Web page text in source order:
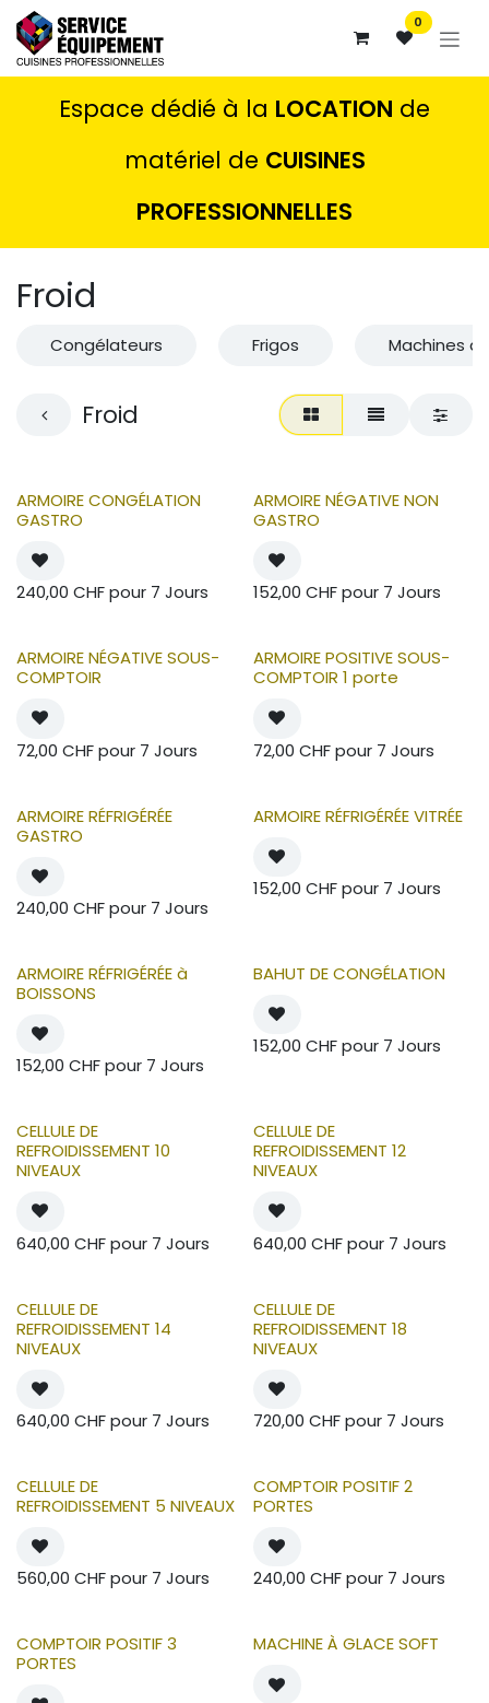
Se rendre au contenu 0
Espace dédié à la LOCATION de
matériel de CUISINES
PROFESSIONNELLES
Froid
Congélateurs Frigos Machines à
Froid
ARMOIRE CONGÉLATION
GASTRO
240,00 CHFpour 7 Jours
ARMOIRE NÉGATIVE NON
GASTRO
152,00 CHFpour 7 Jours
ARMOIRE NÉGATIVE SOUS-
COMPTOIR
72,00 CHFpour 7 Jours
ARMOIRE POSITIVE SOUS-
COMPTOIR 1 porte
72,00 CHFpour 7 Jours
ARMOIRE RÉFRIGÉRÉE
GASTRO
240,00 CHFpour 7 Jours
ARMOIRE RÉFRIGÉRÉE VITRÉE
152,00 CHFpour 7 Jours
ARMOIRE RÉFRIGÉRÉE à
BOISSONS
152,00 CHFpour 7 Jours
BAHUT DE CONGÉLATION
152,00 CHFpour 7 Jours
CELLULE DE
REFROIDISSEMENT 10
NIVEAUX
640,00 CHFpour 7 Jours
CELLULE DE
REFROIDISSEMENT 12
NIVEAUX
640,00 CHFpour 7 Jours
CELLULE DE
REFROIDISSEMENT 14
NIVEAUX
640,00 CHFpour 7 Jours
CELLULE DE
REFROIDISSEMENT 18
NIVEAUX
720,00 CHFpour 7 Jours
CELLULE DE
REFROIDISSEMENT 5 NIVEAUX
560,00 CHFpour 7 Jours
COMPTOIR POSITIF 2
PORTES
240,00 CHFpour 7 Jours
COMPTOIR POSITIF 3
PORTES
MACHINE À GLACE SOFT